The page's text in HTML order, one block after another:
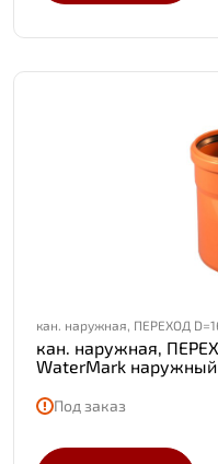
кан. наружная, ПЕРЕХОД
кан. наружная,
WaterMark
Под заказ